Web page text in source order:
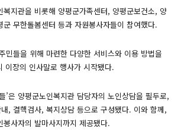
복지관을 비롯해 양평군가족센터, 양평군보건소, 양
무한돌봄센터 등과 자원봉사자들이 참여했다.
민들을 위해 마련한 다양한 서비스와 이용 방법을
이장의 인사말로 행사가 시작됐다.
’은 양평군노인복지관 담당자의 노인상담을 필두로,
, 결핵검사, 복지상담 등으로 구성됐다. 이와 함께,
봉사자의 발마사지까지 제공됐다.